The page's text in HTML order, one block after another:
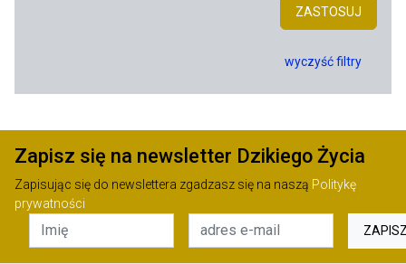
ZASTOSUJ
wyczyść filtry
Zapisz się na newsletter Dzikiego Życia
Zapisując się do newslettera zgadzasz się na naszą Politykę
prywatności